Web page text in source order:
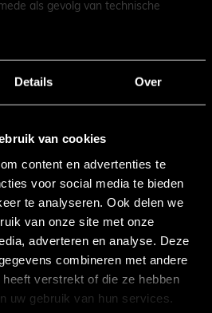
Details Over
van cookies
content en advertenties te
voor social media te bieden
te analyseren. Ook delen we
van onze site met onze
adverteren en analyse. Deze
combineren met andere
verstrekt of die ze hebben
uw gebruik van hun services.
als gevolg van technische
informatie kan géén recht